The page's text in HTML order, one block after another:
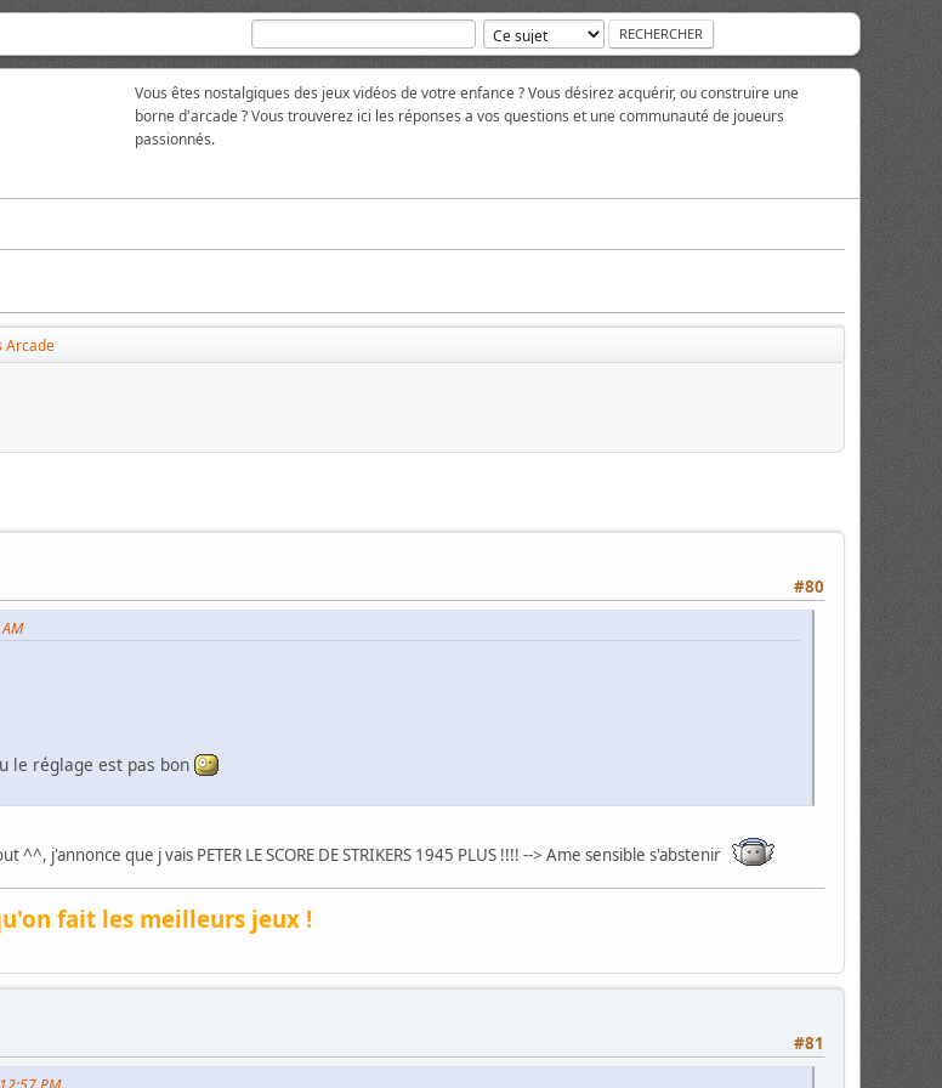
Vous êtes nostalgiques des jeux vidéos de votre enfance ? Vous désirez acquérir, ou construire une
borne d'arcade ? Vous trouverez ici les réponses a vos questions et une communauté de joueurs
passionnés.
Arcade
#80
le réglage est pas bon
^^, j'annonce que j vais PETER LE SCORE DE STRIKERS 1945 PLUS !!!! --> Ame sensible s'abstenir
fait les meilleurs jeux !
#81